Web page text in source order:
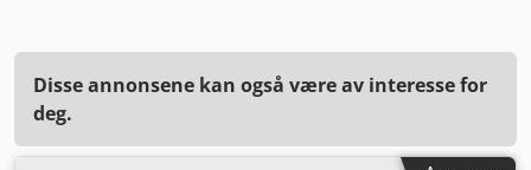
Disse annonsene kan også være av interesse for
deg.